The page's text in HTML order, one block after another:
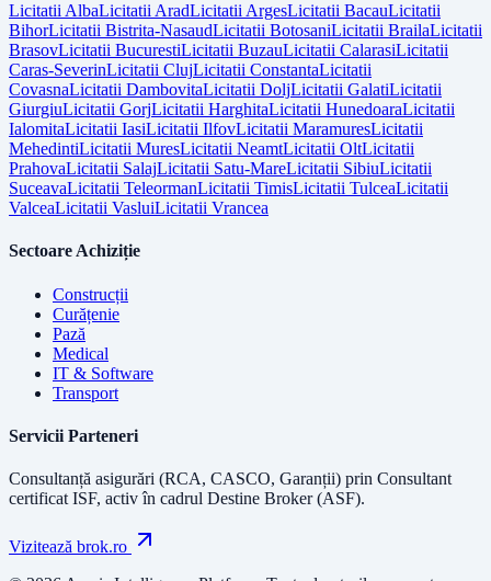
Licitatii AlbaLicitatii AradLicitatii ArgesLicitatii BacauLicitatii
BihorLicitatii Bistrita-NasaudLicitatii BotosaniLicitatii BrailaLicitatii
BrasovLicitatii BucurestiLicitatii BuzauLicitatii CalarasiLicitatii
Caras-SeverinLicitatii ClujLicitatii ConstantaLicitatii
CovasnaLicitatii DambovitaLicitatii DoljLicitatii GalatiLicitatii
GiurgiuLicitatii GorjLicitatii HarghitaLicitatii HunedoaraLicitatii
IalomitaLicitatii IasiLicitatii IlfovLicitatii MaramuresLicitatii
MehedintiLicitatii MuresLicitatii NeamtLicitatii OltLicitatii
PrahovaLicitatii SalajLicitatii Satu-MareLicitatii SibiuLicitatii
SuceavaLicitatii TeleormanLicitatii TimisLicitatii TulceaLicitatii
ValceaLicitatii VasluiLicitatii Vrancea
Sectoare Achiziție
Construcții
Curățenie
Pază
Medical
IT & Software
Transport
Servicii Parteneri
Consultanță asigurări (RCA, CASCO, Garanții) prin Consultant
certificat ISF, activ în cadrul Destine Broker (ASF).
Vizitează brok.ro